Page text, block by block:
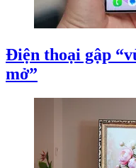
Điện thoại gập
mở”